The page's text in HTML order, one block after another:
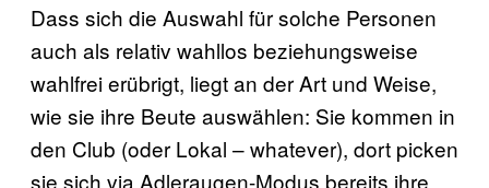
Dass sich die Auswahl für solche Personen
auch als relativ wahllos beziehungsweise
wahlfrei erübrigt, liegt an der Art und Weise,
wie sie ihre Beute auswählen: Sie kommen in
den Club (oder Lokal – whatever), dort picken
sie sich via Adleraugen-Modus bereits ihre